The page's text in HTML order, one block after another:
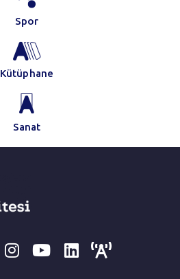
Spor
Kütüphane
Sanat